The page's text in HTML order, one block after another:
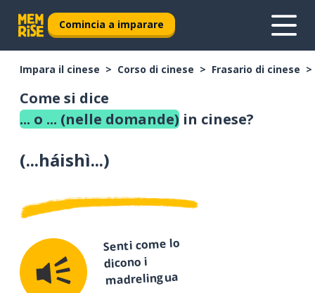
Comincia a imparare
Impara il cinese Corso di cinese Frasario di cinese
Come si dice
... o ... (nelle domande) in cinese?
(...háishì...)
Senti come lo
dicono i
madrelingua